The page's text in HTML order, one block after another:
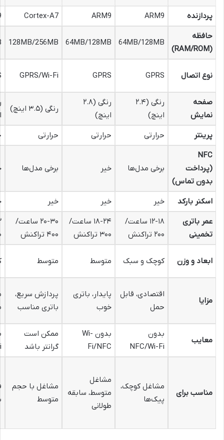
پردازنده ARM9
ARM9
Cortex-A7
حافظه
(RAM/ROM)
64MB/128MB
64MB/128MB
128MB/256MB
نوع اتصال GPRS
GPRS
GPRS/Wi-Fi
صفحه
نمایش
رنگی (۲.۴
اینچ)
رنگی (۲.۸
اینچ)
رنگی (۳.۵ اینچ)
پرینتر
حرارتی حرارتی حرارتی
NFC
(پرداخت
بدون تماس)
برخی مدل‌ها خیر برخی مدل‌ها
اسکنر بارکد خیر خیر خیر
عمر باتری
تخمینی
۱۲-۱۸ ساعت/
۲۰۰ تراکنش
۱۸-۲۴ ساعت/
۳۰۰ تراکنش
۲۰-۳۰ ساعت/
۴۰۰ تراکنش
ابعاد و وزن کوچک و سبک متوسط متوسط
مزایا
اقتصادی، قابل
حمل
پایدار، باتری
خوب
پردازش سریع،
باتری مناسب
معایب
بدون
NFC/Wi-Fi
بدون Wi-
Fi/NFC
ممکن است
گرانتر باشد
مناسب برای
مشاغل کوچک،
پیک‌ها
مشاغل
متوسط، سابقه
طولانی
مشاغل با حجم
متوسط